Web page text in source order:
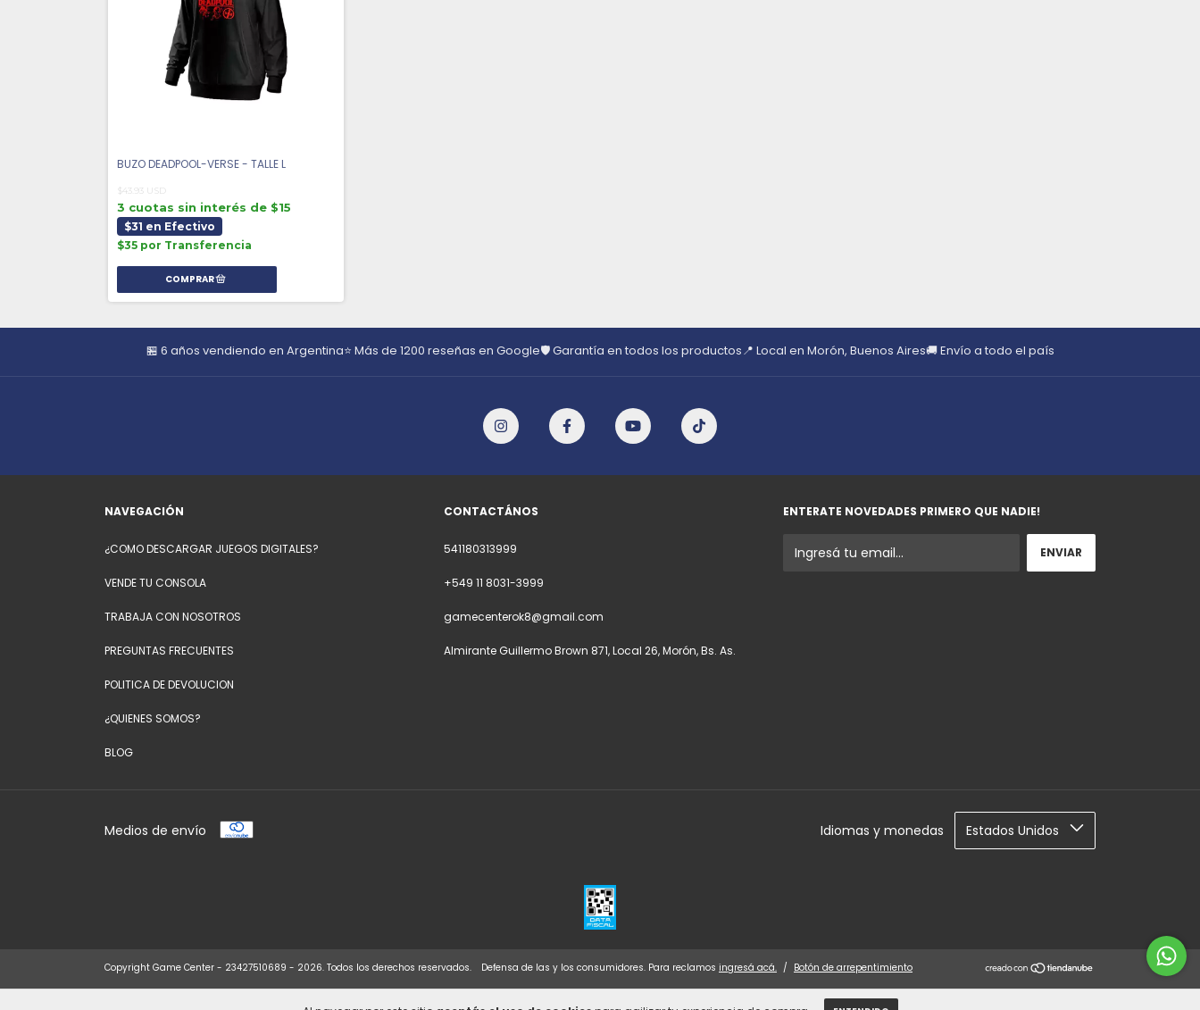
BUZO DEADPOOL-VERSE - TALLE L
$43.93 USD
3 cuotas sin interés de $15
$31 en Efectivo
$35 por Transferencia
🏪 6 años vendiendo en Argentina⭐ Más de 1200 reseñas en Google🛡️ Garantía en todos los productos📍 Local en Morón, Buenos Aires🚚 Envío a todo el país
NAVEGACIÓN
¿COMO DESCARGAR JUEGOS DIGITALES?
VENDE TU CONSOLA
TRABAJA CON NOSOTROS
PREGUNTAS FRECUENTES
POLITICA DE DEVOLUCION
¿QUIENES SOMOS?
BLOG
CONTACTÁNOS
541180313999
+549 11 8031-3999
gamecenterok8@gmail.com
Almirante Guillermo Brown 871, Local 26, Morón, Bs. As.
ENTERATE NOVEDADES PRIMERO QUE NADIE!
Medios de envío Idiomas y monedas
Copyright Game Center - 23427510689 - 2026. Todos los derechos reservados. Defensa de las y los consumidores. Para reclamos ingresá acá. / Botón de arrepentimiento